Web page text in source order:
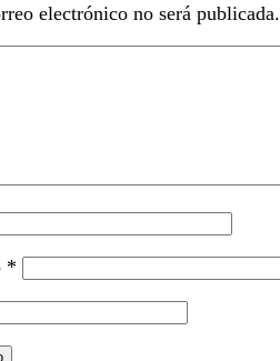
electrónico no será publicada.
*